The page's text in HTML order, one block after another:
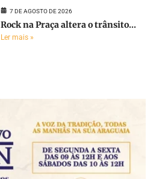
7 DE AGOSTO DE 2026
Rock na Praça altera o trânsito...
Ler mais »